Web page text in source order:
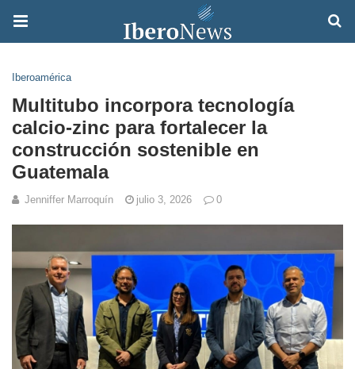
Iberoamérica
Multitubo incorpora tecnología
calcio-zinc para fortalecer la
construcción sostenible en
Guatemala
Jenniffer Marroquín julio 3, 2026 0